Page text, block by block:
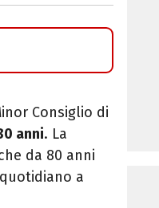
Consiglio di
anni. La
da 80 anni
a